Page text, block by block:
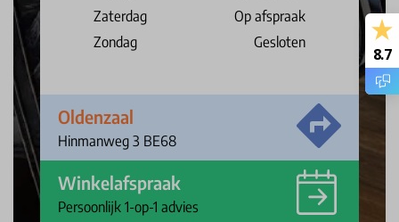
Zaterdag
Op afspraak
Zondag
Gesloten
Oldenzaal
Hinmanweg 3 BE68
Winkelafspraak
Persoonlijk 1-op-1 advies
8.7